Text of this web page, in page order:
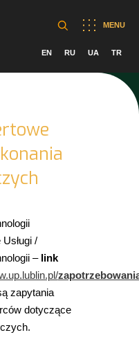
MENU
EN RU UA TR
/
–link
zapytania
dotyczące